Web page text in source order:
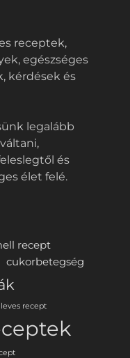
receptek,
egészséges
kérdések és
legalább
és
élet felé.
recept
cukorbetegség
recept